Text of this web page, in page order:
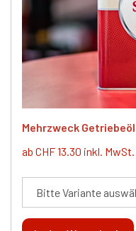
Mehrzweck Getriebeöl
ab CHF 13.30 inkl. MwSt.